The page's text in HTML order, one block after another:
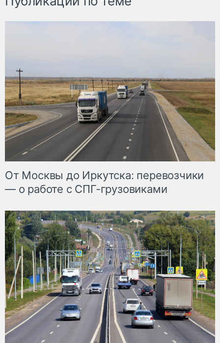
От Москвы до Иркутска: перевозчики
— о работе с СПГ-грузовиками